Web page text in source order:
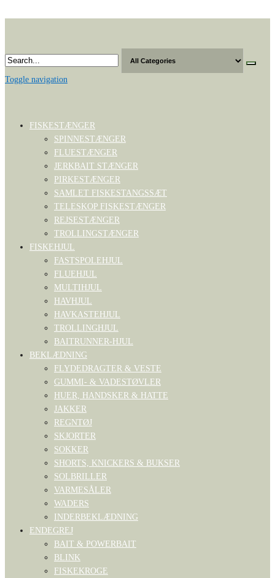
content
Toggle navigation
FISKESTÆNGER
SPINNESTÆNGER
FLUESTÆNGER
JERKBAIT STÆNGER
PIRKESTÆNGER
SAMLET FISKESTANGSSÆT
TELESKOP FISKESTÆNGER
REJSESTÆNGER
TROLLINGSTÆNGER
FISKEHJUL
FASTSPOLEHJUL
FLUEHJUL
MULTIHJUL
HAVHJUL
HAVKASTEHJUL
TROLLINGHJUL
BAITRUNNER-HJUL
BEKLÆDNING
FLYDEDRAGTER & VESTE
GUMMI- & VADESTØVLER
HUER, HANDSKER & HATTE
JAKKER
REGNTØJ
SKJORTER
SOKKER
SHORTS, KNICKERS & BUKSER
SOLBRILLER
VARMESÅLER
WADERS
INDERBEKLÆDNING
ENDEGREJ
BAIT & POWERBAIT
BLINK
FISKEKROGE